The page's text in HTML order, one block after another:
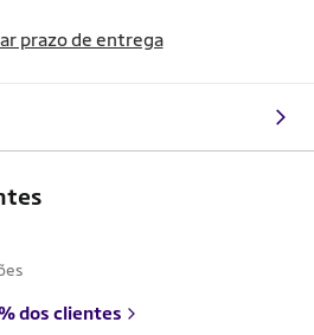
prazo de entrega
dos clientes